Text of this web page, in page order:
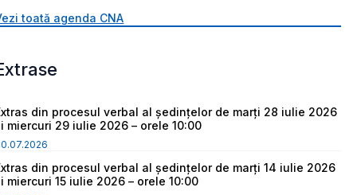
toată agenda CNA
din procesul verbal al ședințelor de marți 28 iulie 2026
miercuri 29 iulie 2026 – orele 10:00
din procesul verbal al ședințelor de marți 14 iulie 2026
miercuri 15 iulie 2026 – orele 10:00